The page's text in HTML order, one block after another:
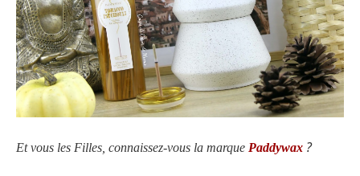
Et vous les Filles, connaissez-vous la marque Paddywax ?